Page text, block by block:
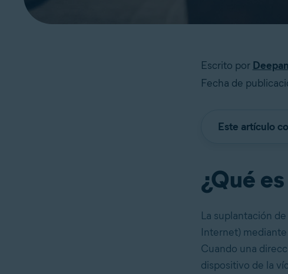
Escrito por
Fecha de
Este artículo
¿Qué
La suplantación
Internet)
Cuando una
dispositivo de la